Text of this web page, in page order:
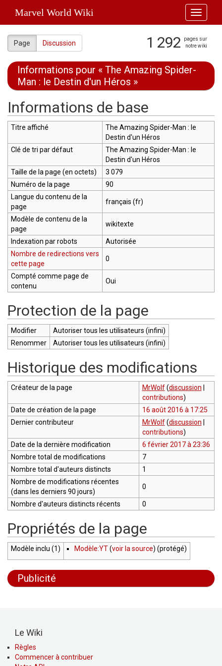
Toggle
Marvel World Wiki
Page Discussion 1 292
pages sur
notre wiki
Informations pour « The Amazing Spider-
Man : le Destin d'un Héros »
Informations de base
Titre affiché
The Amazing Spider-Man : le
Destin d'un Héros
Clé de tri par défaut
The Amazing Spider-Man : le
Destin d'un Héros
Taille de la page (en octets)
3 079
Numéro de la page
90
Langue du contenu de la
page
français (fr)
Modèle de contenu de la
page
wikitexte
Indexation par robots
Autorisée
Nombre de redirections vers
cette page
0
Compté comme page de
contenu
Oui
Protection de la page
Modifier
Autoriser tous les utilisateurs (infini)
Renommer
Autoriser tous les utilisateurs (infini)
Historique des modifications
Créateur de la page MrWolf (discussion
contributions)
Date de création de la page
16 août 2016 à 17:25
Dernier contributeur
MrWolf (discussion
contributions)
Date de la dernière modification
6 février 2017 à 23:36
Nombre total de modifications
7
Nombre total d'auteurs distincts
1
Nombre de modifications récentes
(dans les derniers 90 jours)
0
Nombre d'auteurs distincts récents 0
Propriétés de la page
Modèle inclu (1) Modèle:YT(voir la source) (protégé)
Publicité
Le Wiki
Règles
Commencer à contribuer